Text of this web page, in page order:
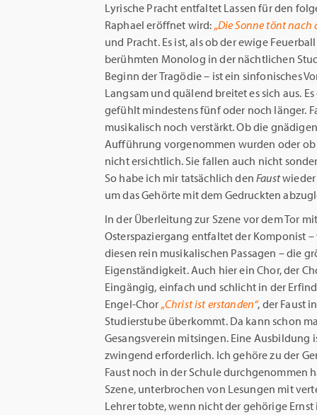
Lyrische Pracht entfaltet Lassen für den
Raphael eröffnet wird: „Die Sonne tönt nach
und Pracht. Es ist, als ob der ewige
berühmten Monolog in der nächtlichen
Beginn der Tragödie – ist ein sinfonisches
Langsam und quälend breitet es sich aus.
gefühlt mindestens fünf oder noch länger.
musikalisch noch verstärkt. Ob die
Aufführung vorgenommen wurden oder
nicht ersichtlich. Sie fallen auch nicht
So habe ich mir tatsächlich denFaustwieder
um das Gehörte mit dem Gedruckten
In der Überleitung zur Szene vor dem Tor
Osterspaziergang entfaltet der Komponist
diesen rein musikalischen Passagen – die
Eigenständigkeit. Auch hier ein Chor, der
Eingängig, einfach und schlicht in der
Engel-Chor „Christ ist erstanden“, der Faust
Studierstube überkommt. Da kann schon
Gesangsverein mitsingen. Eine Ausbildung
zwingend erforderlich. Ich gehöre zu der
Faust noch in der Schule durchgenommen
Szene, unterbrochen von Lesungen mit
Lehrer tobte, wenn nicht der gehörige Ernst